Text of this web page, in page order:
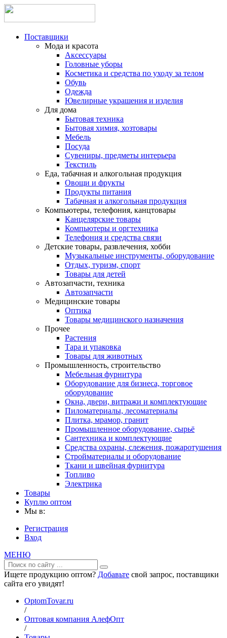
Поставщики
Мода и красота
Аксессуары
Головные уборы
Косметика и средства по уходу за телом
Обувь
Одежда
Ювелирные украшения и изделия
Для дома
Бытовая техника
Бытовая химия, хозтовары
Мебель
Посуда
Сувениры, предметы интерьера
Текстиль
Еда, табачная и алкогольная продукция
Овощи и фрукты
Продукты питания
Табачная и алкогольная продукция
Компьютеры, телефония, канцтовары
Канцелярские товары
Компьютеры и оргтехника
Телефония и средства связи
Детские товары, развлечения, хобби
Музыкальные инструменты, оборудование
Отдых, туризм, спорт
Товары для детей
Автозапчасти, техника
Автозапчасти
Медицинские товары
Оптика
Товары медицинского назначения
Прочее
Растения
Тара и упаковка
Товары для животных
Промышленность, строительство
Мебельная фурнитура
Оборудование для бизнеса, торговое
оборудование
Окна, двери, витражи и комплектующие
Пиломатериалы, лесоматериалы
Плитка, мрамор, гранит
Промышленное оборудование, сырьё
Сантехника и комплектующие
Средства охраны, слежения, пожаротушения
Стройматериалы и оборудование
Ткани и швейная фурнитура
Топливо
Электрика
Товары
Куплю оптом
Мы в:
Регистрация
Вход
МЕНЮ
Ищете продукцию оптом? Добавьте свой запрос, поставщики
сайта его увидят!
OptomTovar.ru
/
Оптовая компания АлефОпт
/